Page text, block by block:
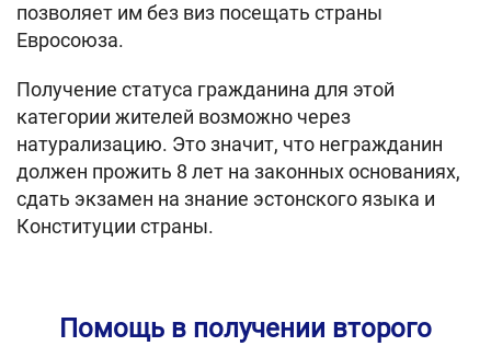
позволяет им без виз посещать страны
Евросоюза.
Получение статуса гражданина для этой
категории жителей возможно через
натурализацию. Это значит, что негражданин
должен прожить 8 лет на законных основаниях,
сдать экзамен на знание эстонского языка и
Конституции страны.
Помощь в получении второго